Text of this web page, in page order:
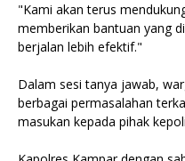
"Kami akan terus
memberikan bantuan yang
berjalan lebih efektif."
Dalam sesi tanya jawab,
berbagai permasalahan
masukan kepada pihak